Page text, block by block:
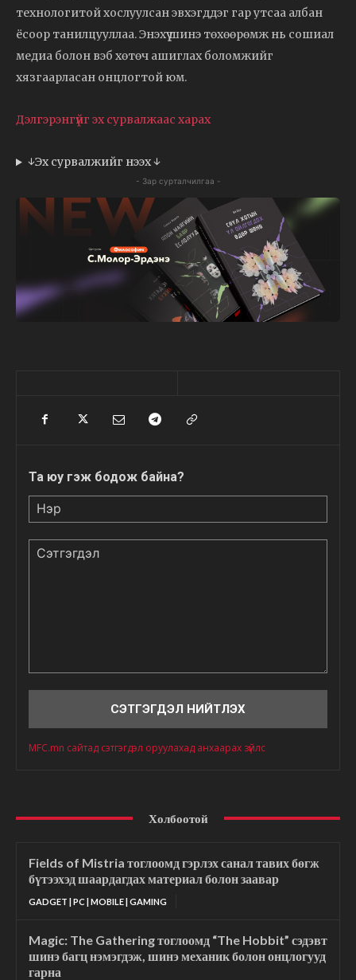
технологитой хослуулсан эвхэгддэг гар утсаа албан
ёсоор танилцууллаа. Энэхүү шинэ төхөөрөмж нь сошиал
медиа болон вэб хөтөч ашиглах боломжийг
хязгаарласан онцлогтой юм.
Дэлгэрэнгүйг эх сурвалжаас харах
↓Эх сурвалжийг нээх ↓
- Зар сурталчилгаа -
Та юу гэж бодож байна?
MFC.mn сайтад сэтгэгдэл оруулахад анхаарах зүйлс
Холбоотой
Fields of Mistria тоглоомд гэрлэх санал тавих бөгж
бүтээхэд шаардагдах материал болон заавар
GADGET | PC | MOBILE | GAMING
Magic: The Gathering тоглоомд “The Hobbit” сэдэвт
шинэ багц нэмэгдэж, шинэ механик болон онцлогууд
гарна